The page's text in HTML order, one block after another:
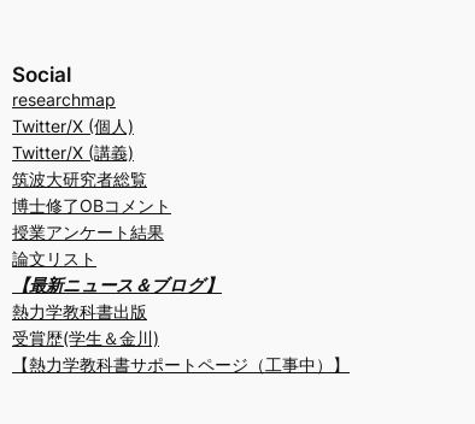
Social
researchmap
Twitter/X (個人)
Twitter/X (講義)
筑波大研究者総覧
博士修了OBコメント
授業アンケート結果
論文リスト
【最新ニュース＆ブログ】
熱力学教科書出版
受賞歴(学生＆金川)
【熱力学教科書サポートページ（工事中）】